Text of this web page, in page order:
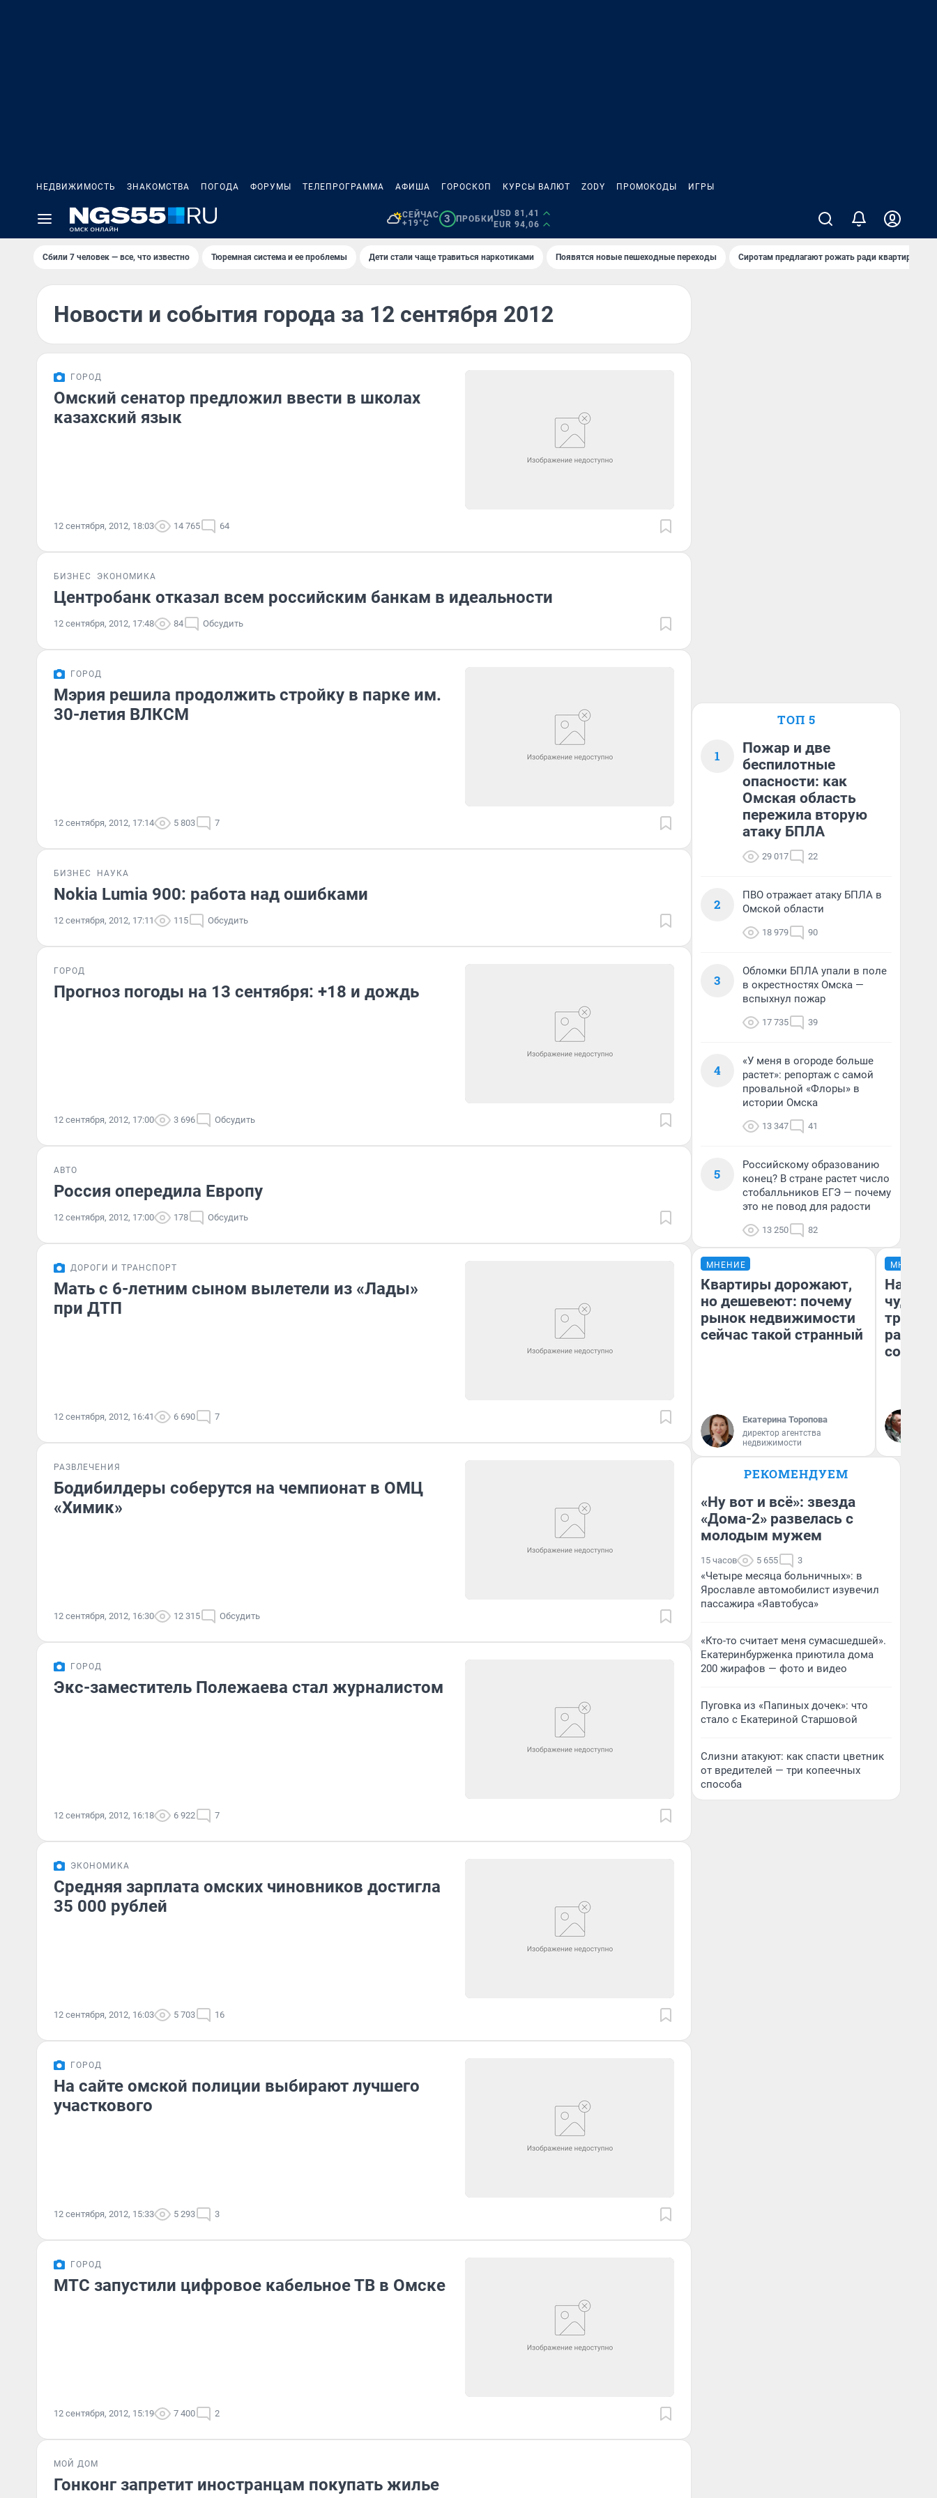
НЕДВИЖИМОСТЬ ЗНАКОМСТВА ПОГОДА ФОРУМЫ ТЕЛЕПРОГРАММА АФИША ГОРОСКОП КУРСЫ ВАЛЮТ ZODY ПРОМОКОДЫ ИГРЫ
СЕЙЧАС
+19°C
3 ПРОБКИ
USD 81,41
EUR 94,06
Сбили 7 человек — все, что известно Тюремная система и ее проблемы Дети стали чаще травиться наркотиками Появятся новые пешеходные переходы Сиротам предлагают рожать ради квартиры
Новости и события города за 12 сентября 2012
ГОРОД
Омский сенатор предложил ввести в школах
казахский язык
12 сентября, 2012, 18:03 14 765 64
БИЗНЕС ЭКОНОМИКА
Центробанк отказал всем российским банкам в идеальности
12 сентября, 2012, 17:48 84 Обсудить
ГОРОД
Мэрия решила продолжить стройку в парке им.
30-летия ВЛКСМ
12 сентября, 2012, 17:14 5 803 7
БИЗНЕС НАУКА
Nokia Lumia 900: работа над ошибками
12 сентября, 2012, 17:11 115 Обсудить
ГОРОД
Прогноз погоды на 13 сентября: +18 и дождь
12 сентября, 2012, 17:00 3 696 Обсудить
АВТО
Россия опередила Европу
12 сентября, 2012, 17:00 178 Обсудить
ДОРОГИ И ТРАНСПОРТ
Мать с 6-летним сыном вылетели из «Лады»
при ДТП
12 сентября, 2012, 16:41 6 690 7
РАЗВЛЕЧЕНИЯ
Бодибилдеры соберутся на чемпионат в ОМЦ
«Химик»
12 сентября, 2012, 16:30 12 315 Обсудить
ГОРОД
Экс-заместитель Полежаева стал журналистом
12 сентября, 2012, 16:18 6 922 7
ЭКОНОМИКА
Средняя зарплата омских чиновников достигла
35 000 рублей
12 сентября, 2012, 16:03 5 703 16
ГОРОД
На сайте омской полиции выбирают лучшего
участкового
12 сентября, 2012, 15:33 5 293 3
ГОРОД
МТС запустили цифровое кабельное ТВ в Омске
12 сентября, 2012, 15:19 7 400 2
МОЙ ДОМ
Гонконг запретит иностранцам покупать жилье
ТОП 5
1
Пожар и две
беспилотные
опасности: как
Омская область
пережила вторую
атаку БПЛА
29 017 22
2
ПВО отражает атаку БПЛА в
Омской области
18 979 90
3
Обломки БПЛА упали в поле
в окрестностях Омска —
вспыхнул пожар
17 735 39
4
«У меня в огороде больше
растет»: репортаж с самой
провальной «Флоры» в
истории Омска
13 347 41
5
Российскому образованию
конец? В стране растет число
стобалльников ЕГЭ — почему
это не повод для радости
13 250 82
МНЕНИЕ
Квартиры дорожают,
но дешевеют: почему
рынок недвижимости
сейчас такой странный
Екатерина Торопова
директор агентства
недвижимости
МНЕНИЕ
чудом
РЕКОМЕНДУЕМ
«Ну вот и всё»: звезда
«Дома-2» развелась с
молодым мужем
15 часов 5 655 3
«Четыре месяца больничных»: в
Ярославле автомобилист изувечил
пассажира «Яавтобуса»
«Кто-то считает меня сумасшедшей».
Екатеринбурженка приютила дома
200 жирафов — фото и видео
Пуговка из «Папиных дочек»: что
стало с Екатериной Старшовой
Слизни атакуют: как спасти цветник
от вредителей — три копеечных
способа